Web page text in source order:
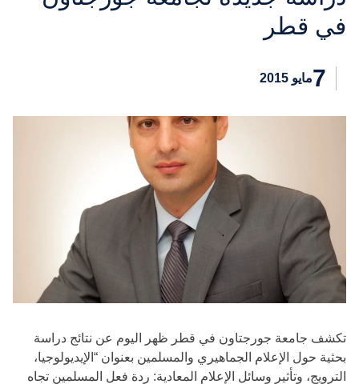
في قطر
7مايو 2015
تكشف جامعة جورجتاون في قطر ظهر اليوم عن نتائج دراسة
بحثية حول الإعلام الجماهيري والمسلمين بعنوان “الإيديولوجيا،
الترويج، وتأثير وسائل الإعلام المعادية: ردة فعل المسلمين تجاه